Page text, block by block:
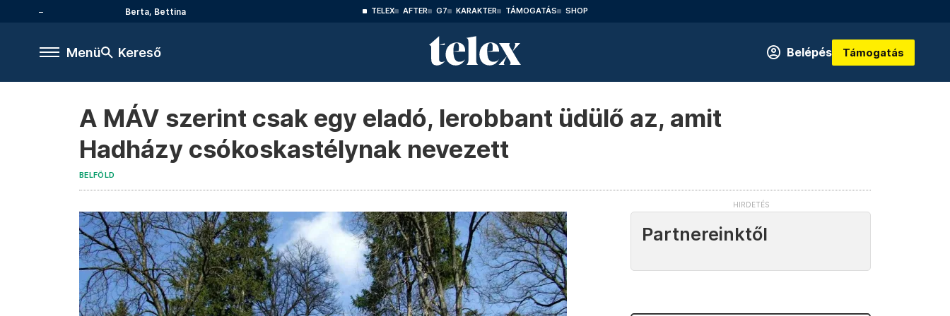
Berta, Bettina TELEX AFTER G7 KARAKTER TÁMOGATÁS SHOP
Menü Kereső Belépés Támogatás
A MÁV szerint csak egy eladó, lerobbant üdülő az, amit
Hadházy csókoskastélynak nevezett
BELFÖLD
Partnereinktől